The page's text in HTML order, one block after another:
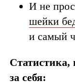
И не
шейки
и самый
Статистика,
за себя: